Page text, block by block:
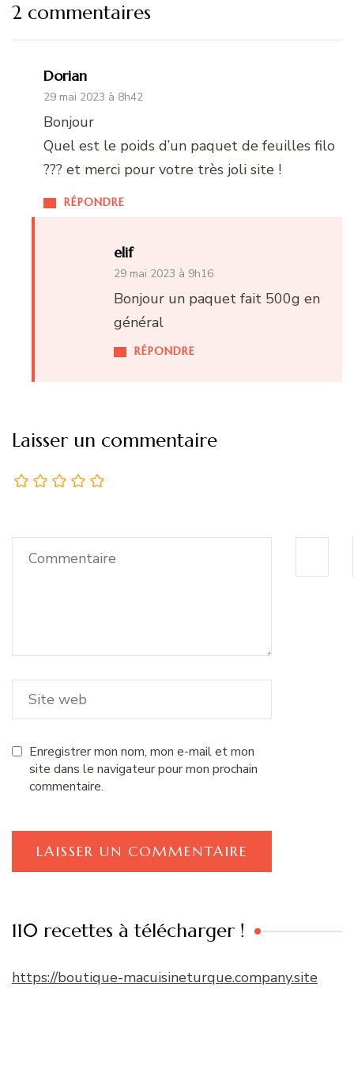
2 commentaires
Dorian
29 mai 2023 à 8h42
RÉPONDRE
Bonjour
Quel est le poids d’un paquet de feuilles filo
??? et merci pour votre très joli site !
elif
29 mai 2023 à 9h16
RÉPONDRE
Bonjour un paquet fait 500g en
général
Laisser un commentaire
Enregistrer mon nom, mon e-mail et mon
site dans le navigateur pour mon prochain
commentaire.
110 recettes à télécharger !
https://boutique-macuisineturque.company.site